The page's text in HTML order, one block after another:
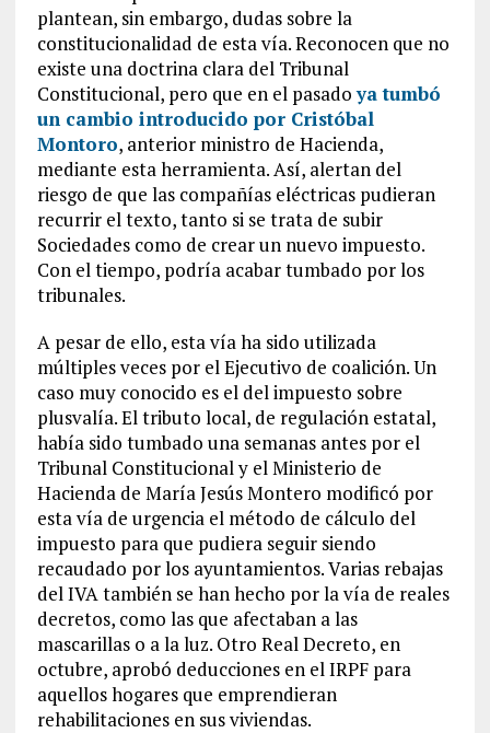
plantean, sin embargo, dudas sobre la
constitucionalidad de esta vía. Reconocen que no
existe una doctrina clara del Tribunal
Constitucional, pero que en el pasadoya tumbó
un cambio introducido por Cristóbal
Montoro, anterior ministro de Hacienda,
mediante esta herramienta. Así, alertan del
riesgo de que las compañías eléctricas pudieran
recurrir el texto, tanto si se trata de subir
Sociedades como de crear un nuevo impuesto.
Con el tiempo, podría acabar tumbado por los
tribunales.
A pesar de ello, esta vía ha sido utilizada
múltiples veces por el Ejecutivo de coalición. Un
caso muy conocido es el del impuesto sobre
plusvalía. El tributo local, de regulación estatal,
había sido tumbado una semanas antes por el
Tribunal Constitucional y el Ministerio de
Hacienda de María Jesús Montero modificó por
esta vía de urgencia el método de cálculo del
impuesto para que pudiera seguir siendo
recaudado por los ayuntamientos. Varias rebajas
del IVA también se han hecho por la vía de reales
decretos, como las que afectaban a las
mascarillas o a la luz. Otro Real Decreto, en
octubre, aprobó deducciones en el IRPF para
aquellos hogares que emprendieran
rehabilitaciones en sus viviendas.